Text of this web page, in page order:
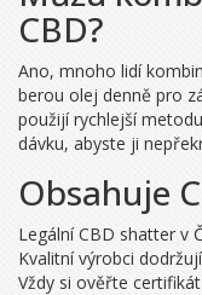
CBD?
Ano, mnoho lidí
berou olej denně pro
použijí rychlejší
dávku, abyste ji
Obsahuje
Legální CBD shatter v
Kvalitní výrobci
Vždy si ověřte